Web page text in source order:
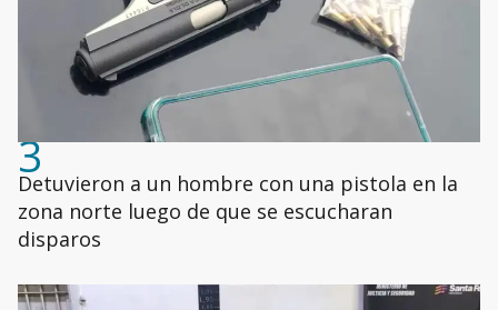
3
Detuvieron a un hombre con una pistola en la
zona norte luego de que se escucharan
disparos